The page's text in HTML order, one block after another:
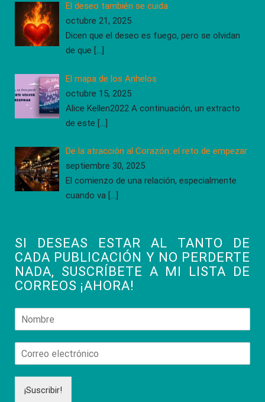
El deseo también se cuida
octubre 21, 2025
Dicen que el deseo es fuego, pero se olvidan
de que […]
El mapa de los Anhelos
octubre 15, 2025
Alice Kellen2022 A continuación, un extracto
de este […]
De la atracción al Corazón: el reto de empezar
septiembre 30, 2025
El comienzo de una relación, especialmente
cuando va […]
SI DESEAS ESTAR AL TANTO DE
CADA PUBLICACIÓN Y NO PERDERTE
NADA, SUSCRÍBETE A MI LISTA DE
CORREOS ¡AHORA!
¡Suscribir!